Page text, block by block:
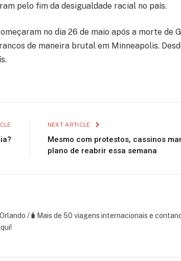
pelo fim da desigualdade racial no país.
no dia 26 de maio após a morte de
de maneira brutal em Minneapolis.
NEXT ARTICLE
Mesmo com protestos, cassinos
plano de reabrir essa semana
/🧳Mais de 50 viagens internacionais e